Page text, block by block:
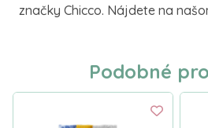
značky Chicco. Nájdete na
Podobné